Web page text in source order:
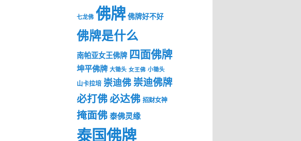
七龙佛 佛牌 佛牌好不好
佛牌是什么
南帕亚女王佛牌 四面佛牌
坤平佛牌 大锄头 女王佛 小锄头
山卡拉培 崇迪佛崇迪佛牌
必打佛必达佛 招财女神
掩面佛泰佛灵缘
泰国佛牌